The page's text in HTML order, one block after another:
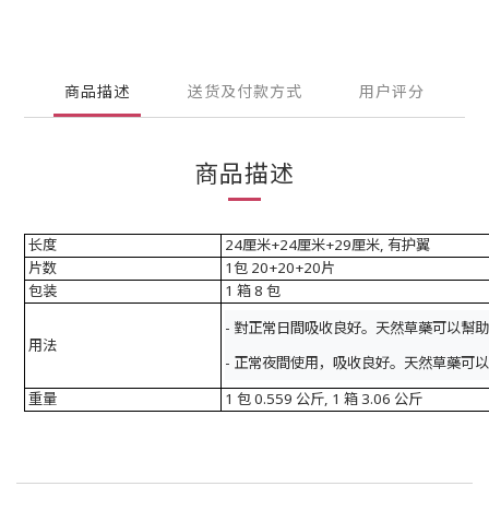
商品描述 送货及付款方式 用户评分
商品描述
长度
24厘米+24厘米+29厘米, 有护翼
片数
1包 20+20+20片
包装
1 箱 8 包
用法
- 對正常日間吸收良好。天然草藥可以幫
- 正常夜間使用，吸收良好。天然草藥可
重量
1 包 0.559 公斤, 1 箱 3.06 公斤